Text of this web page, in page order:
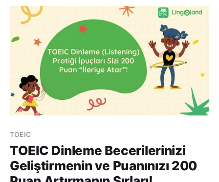
TOEIC
TOEIC Dinleme Becerilerinizi
Geliştirmenin ve Puanınızı 200